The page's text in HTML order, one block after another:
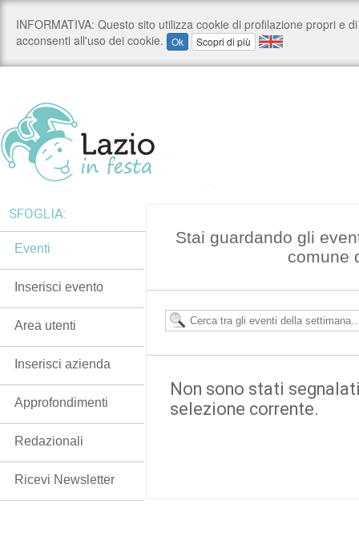
Stai guardando gli
comune
Non sono stati
selezione corrente.
SFOGLIA:
Eventi
Inserisci evento
Area utenti
Inserisci azienda
Approfondimenti
Redazionali
Ricevi Newsletter